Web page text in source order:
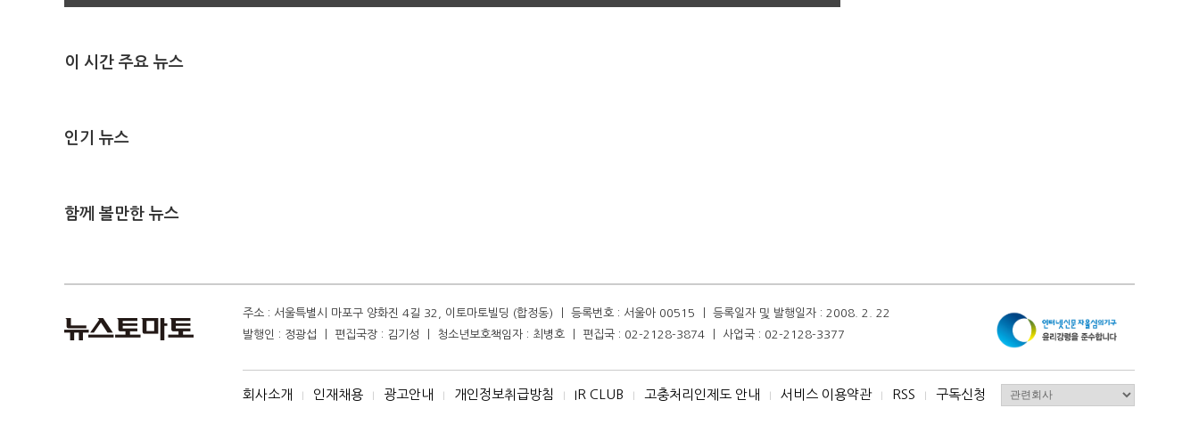
이 시간 주요 뉴스
인기 뉴스
함께 볼만한 뉴스
주소 : 서울특별시 마포구 양화진 4길 32, 이토마토빌딩 (합정동) ㅣ 등록번호 : 서울아 00515 ㅣ 등록일자 및 발행일자 : 2008. 2. 22
발행인 : 정광섭 ㅣ 편집국장 : 김기성 ㅣ 청소년보호책임자 : 최병호 ㅣ 편집국 : 02-2128-3874 ㅣ 사업국 : 02-2128-3377
회사소개 인재채용 광고안내 개인정보취급방침 IR CLUB 고충처리인제도 안내 서비스 이용약관 RSS 구독신청